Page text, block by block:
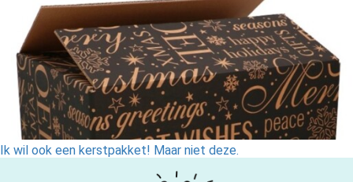
Ik wil ook een kerstpakket! Maar niet deze.